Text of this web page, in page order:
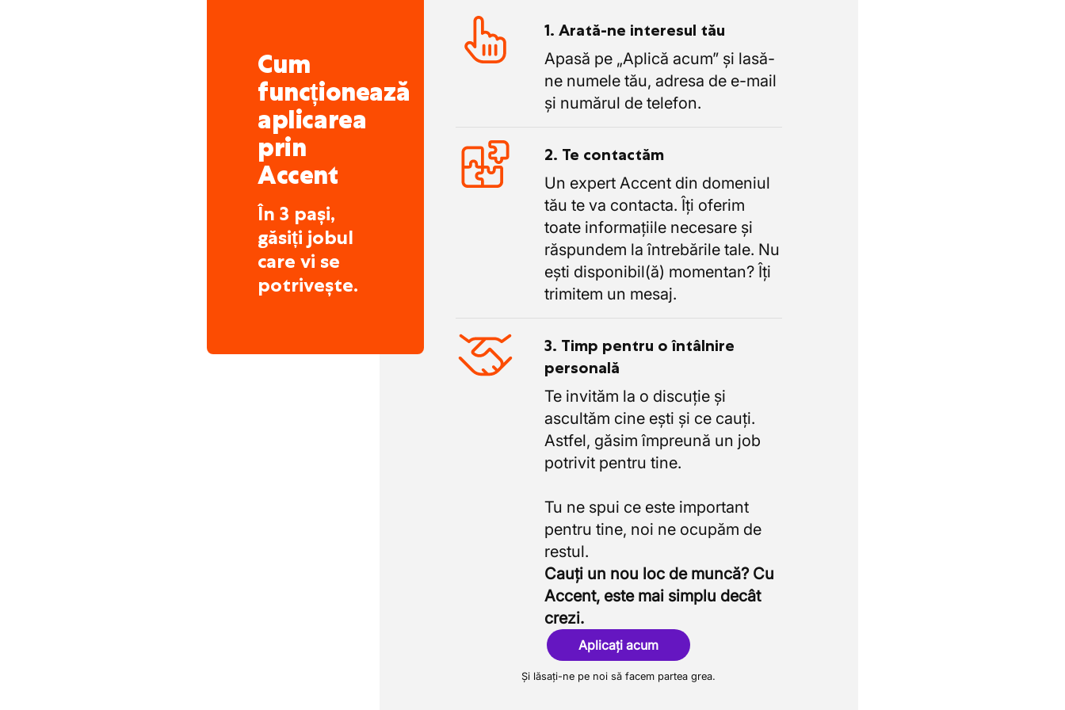
Cum
funcționează
aplicarea
prin
Accent
În 3 pași,
găsiți jobul
care vi se
potrivește.
1. Arată-ne interesul tău
Apasă pe „Aplică acum” și lasă-
ne numele tău, adresa de e-mail
și numărul de telefon.
2. Te contactăm
Un expert Accent din domeniul
tău te va contacta. Îți oferim
toate informațiile necesare și
răspundem la întrebările tale. Nu
ești disponibil(ă) momentan? Îți
trimitem un mesaj.
3. Timp pentru o întâlnire
personală
Te invităm la o discuție și
ascultăm cine ești și ce cauți.
Astfel, găsim împreună un job
potrivit pentru tine.
Tu ne spui ce este important
pentru tine, noi ne ocupăm de
Cauți un nou loc de muncă? Cu
Accent, este mai simplu decât
crezi.
Aplicați acum
Și lăsați-ne pe noi să facem partea grea.